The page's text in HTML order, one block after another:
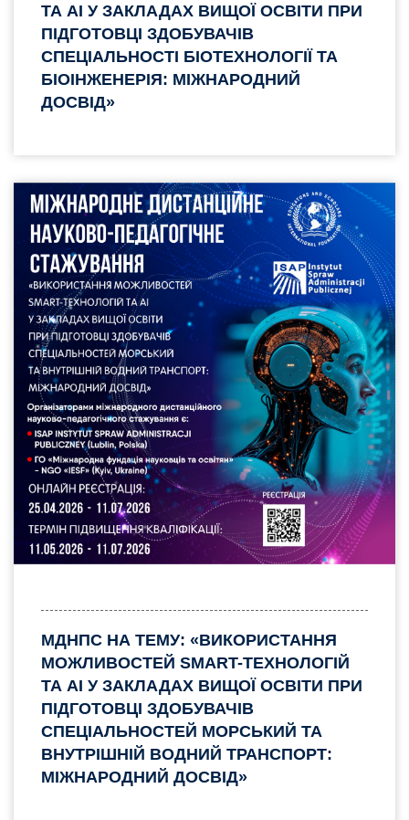
ТА AI У ЗАКЛАДАХ ВИЩОЇ ОСВІТИ ПРИ
ПІДГОТОВЦІ ЗДОБУВАЧІВ
СПЕЦІАЛЬНОСТІ БІОТЕХНОЛОГІЇ ТА
БІОІНЖЕНЕРІЯ: МІЖНАРОДНИЙ
ДОСВІД»
МДНПС НА ТЕМУ: «ВИКОРИСТАННЯ
МОЖЛИВОСТЕЙ SMART-ТЕХНОЛОГІЙ
ТА AI У ЗАКЛАДАХ ВИЩОЇ ОСВІТИ ПРИ
ПІДГОТОВЦІ ЗДОБУВАЧІВ
СПЕЦІАЛЬНОСТЕЙ МОРСЬКИЙ ТА
ВНУТРІШНІЙ ВОДНИЙ ТРАНСПОРТ:
МІЖНАРОДНИЙ ДОСВІД»